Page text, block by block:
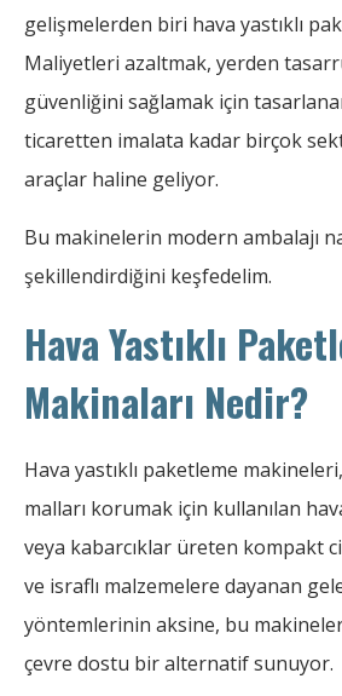
gelişmelerden biri hava yastıklı
Maliyetleri azaltmak, yerden
güvenliğini sağlamak için
ticaretten imalata kadar birçok
araçlar haline geliyor.
Bu makinelerin modern ambalajı
şekillendirdiğini keşfedelim.
Hava Yastıklı
Makinaları Nedir?
Hava yastıklı paketleme
malları korumak için kullanılan
veya kabarcıklar üreten kompakt
ve israflı malzemelere dayanan
yöntemlerinin aksine, bu
çevre dostu bir alternatif sunuyor.